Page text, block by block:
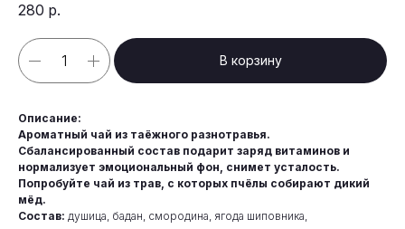
280 р.
В корзину
Описание:
Ароматный чай из таёжного разнотравья.
Сбалансированный состав подарит заряд витаминов и
нормализует эмоциональный фон, снимет усталость.
Попробуйте чай из трав, с которых пчёлы собирают дикий
мёд.
Состав: душица, бадан, смородина, ягода шиповника,